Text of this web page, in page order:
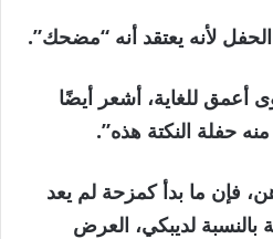
لأنه يعتقد أنه “مضحك”.
للغاية، أشعر أيضًا
حفلة النكتة هذه”.
فإن ما بدأ كمزحة لم يعد
لديبكي، العرض